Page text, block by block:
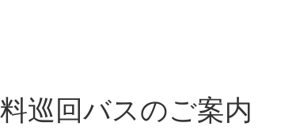
巡回バスのご案内